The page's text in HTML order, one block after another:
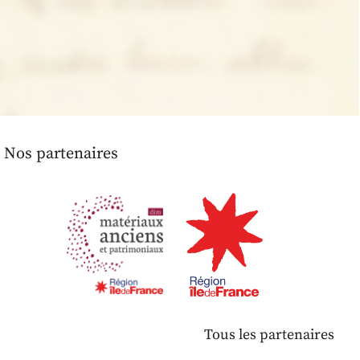
Nos partenaires
Tous les partenaires